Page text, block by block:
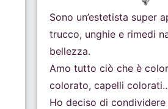
Sono un’estetista super
trucco, unghie e rimedi
bellezza.
Amo tutto ciò che è
colorato, capelli
Ho deciso di